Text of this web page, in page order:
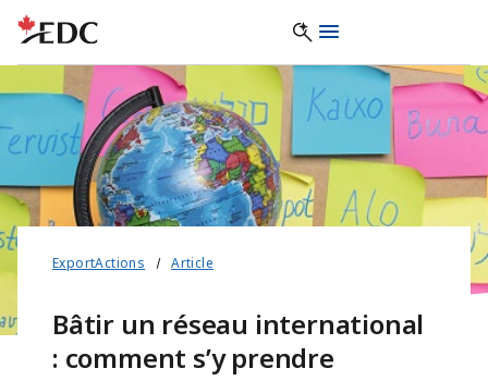
ExportActions Article
Bâtir un réseau international
: comment s’y prendre